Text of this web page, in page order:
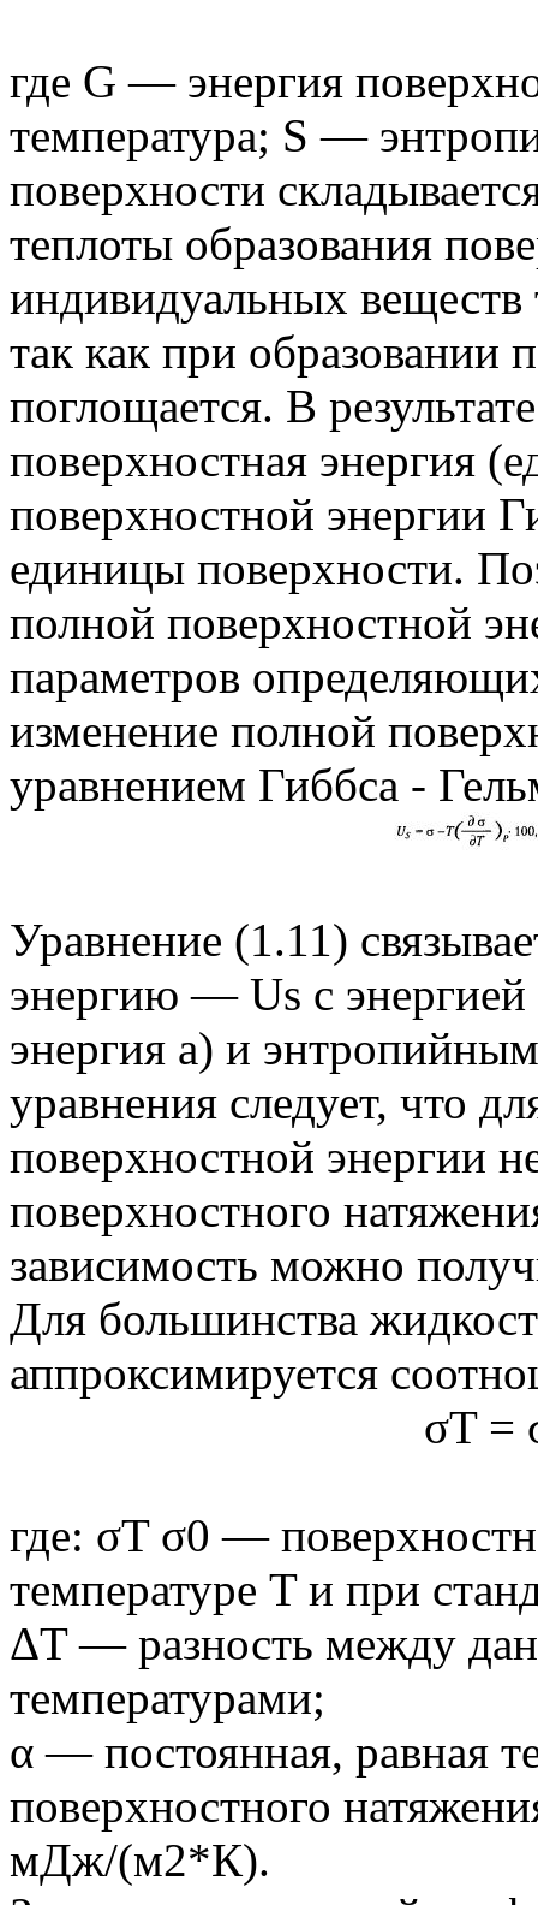
где G — энергия
температура; S —
поверхности
теплоты образования
индивидуальных веществ
так как при образовании
поглощается. В
поверхностная энергия
поверхностной энергии
единицы поверхности.
полной поверхностной
параметров
изменение полной
уравнением Гиббса -
Уравнение (1.11)
энергию — Us с энергией
энергия а) и
уравнения следует, что
поверхностной энергии
поверхностного
зависимость можно
Для большинства
аппроксимируется
σT =
где: σT σ0 —
температуре T и при
ΔT — разность между
температурами;
α — постоянная, равная
поверхностного
мДж/(м2*К).